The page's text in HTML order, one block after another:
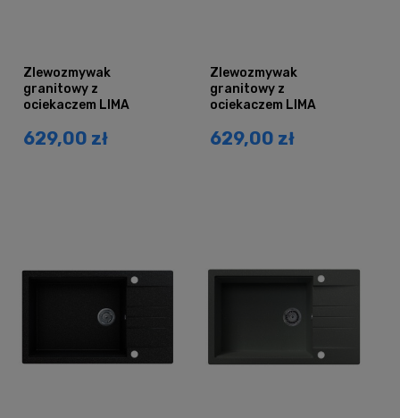
Zlewozmywak
granitowy z
ociekaczem LIMA
629,00 zł
Zlewozmywak
granitowy z
ociekaczem LIMA
629,00 zł